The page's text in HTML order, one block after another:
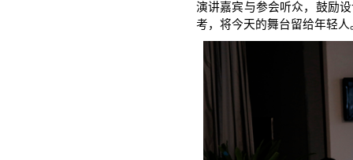
演讲嘉宾与参会听众，鼓励
考，将今天的舞台留给年轻人